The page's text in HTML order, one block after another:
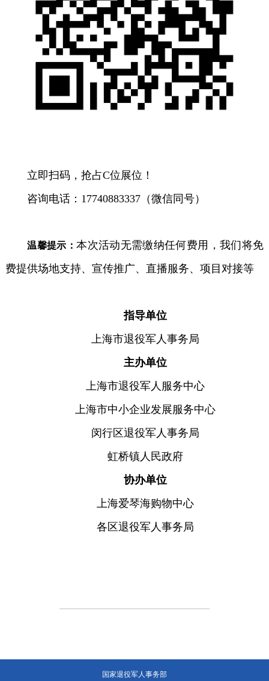
立即扫码，抢占C位展位！
咨询电话：17740883337（微信同号）
温馨提示：本次活动无需缴纳任何费用，我们将免
费提供场地支持、宣传推广、直播服务、项目对接等
指导单位
上海市退役军人事务局
主办单位
上海市退役军人服务中心
上海市中小企业发展服务中心
闵行区退役军人事务局
虹桥镇人民政府
协办单位
上海爱琴海购物中心
各区退役军人事务局
国家退役军人事务部